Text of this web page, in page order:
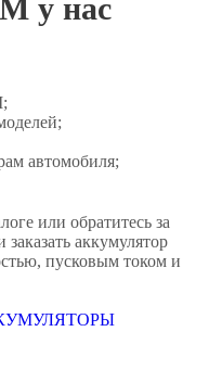
у нас
автомобиля;
или обратитесь за
аккумулятор
пусковым током и